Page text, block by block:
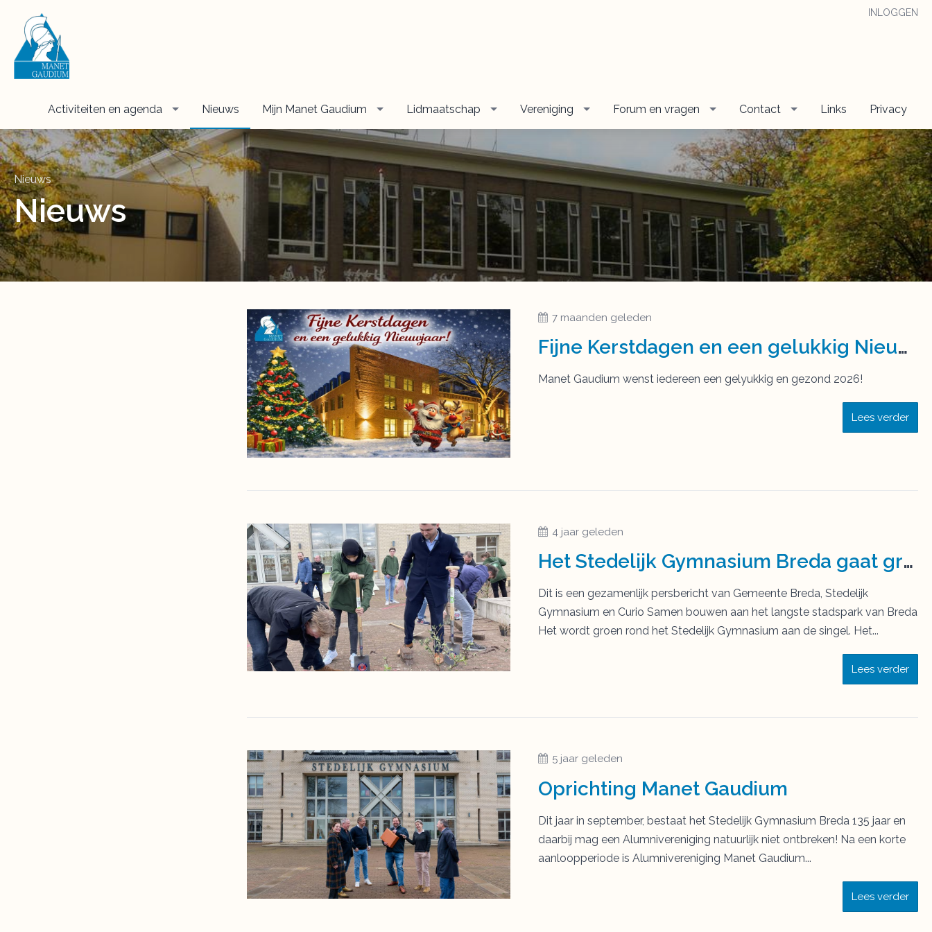
INLOGGEN
Activiteiten en agenda Nieuws Mijn Manet Gaudium Lidmaatschap Vereniging Forum en vragen Contact Links Privacy
Nieuws
Nieuws
7 maanden geleden
Fijne Kerstdagen en een gelukkig Nieuwjaar!
Manet Gaudium wenst iedereen een gelyukkig en gezond 2026!
Lees verder
4 jaar geleden
Het Stedelijk Gymnasium Breda gaat groen
Dit is een gezamenlijk persbericht van Gemeente Breda, Stedelijk
Gymnasium en Curio Samen bouwen aan het langste stadspark van Breda
Het wordt groen rond het Stedelijk Gymnasium aan de singel. Het...
Lees verder
5 jaar geleden
Oprichting Manet Gaudium
Dit jaar in september, bestaat het Stedelijk Gymnasium Breda 135 jaar en
daarbij mag een Alumnivereniging natuurlijk niet ontbreken! Na een korte
aanloopperiode is Alumnivereniging Manet Gaudium...
Lees verder